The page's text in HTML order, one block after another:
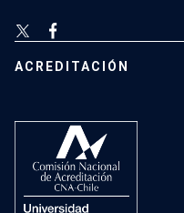
ACREDITACIÓN